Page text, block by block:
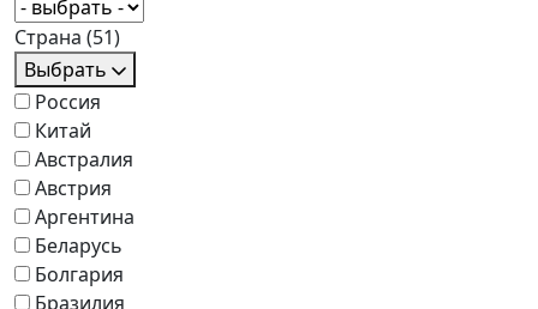
Страна (51)
Выбрать
Россия
Китай
Австралия
Австрия
Аргентина
Беларусь
Болгария
Бразилия